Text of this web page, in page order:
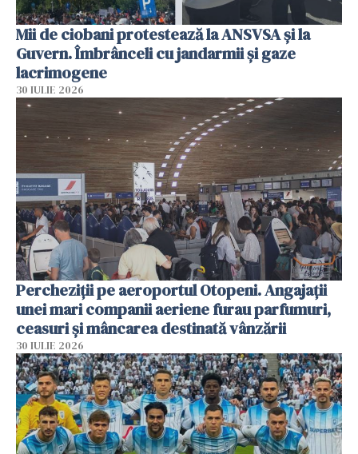
Mii de ciobani protestează la ANSVSA și la
Guvern. Îmbrânceli cu jandarmii și gaze
lacrimogene
30 IULIE 2026
Percheziții pe aeroportul Otopeni. Angajații
unei mari companii aeriene furau parfumuri,
ceasuri și mâncarea destinată vânzării
30 IULIE 2026